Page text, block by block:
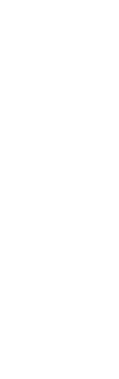
Mosteiro de
significativo.